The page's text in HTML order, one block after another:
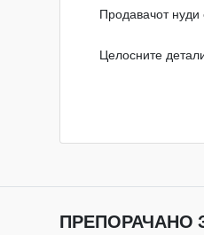
Продавачот нуди
Целосните
ПРЕПОРАЧАНО